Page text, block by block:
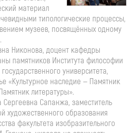
материал
типологические процессы,
музеев, посвящённых одному
Никонова, доцент кафедры
памятников Института философии
государственного университета,
«Культурное наследие — Памятник
литературы».
Сергеевна Сапанжа, заместитель
художественного образования
факультета изобразительного